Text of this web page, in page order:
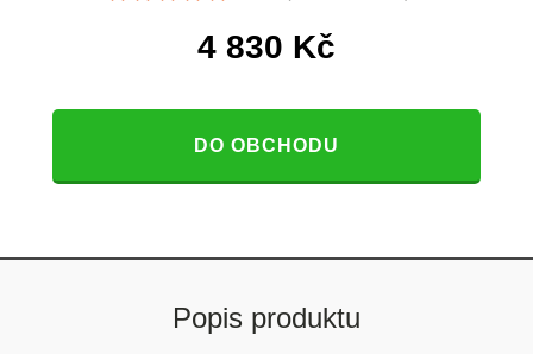
4 830 Kč
DO OBCHODU
Popis produktu